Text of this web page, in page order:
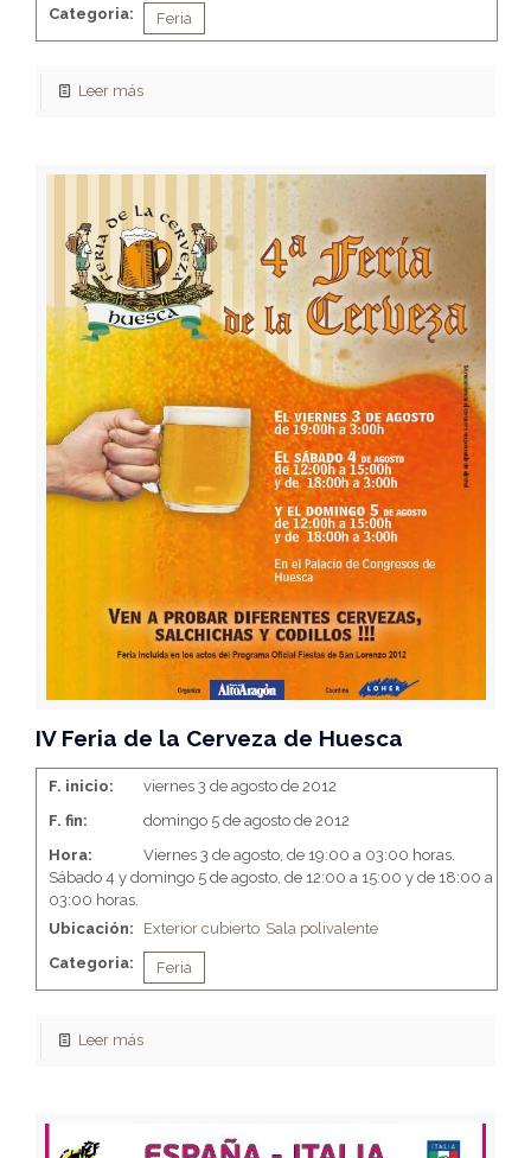
Categoria:
Feria
Leer más
IV Feria de la Cerveza de Huesca
F. inicio:
viernes 3 de agosto de 2012
F. fin:
domingo 5 de agosto de 2012
Hora:
Viernes 3 de agosto, de 19:00 a 03:00 horas.
Sábado 4 y domingo 5 de agosto, de 12:00 a 15:00 y de 18:00 a
03:00 horas.
Ubicación:
Exterior cubierto Sala polivalente
Categoria:
Feria
Leer más